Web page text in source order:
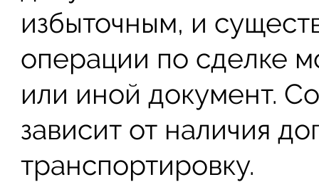
избыточным, и
операции по сделке
или иной документ.
зависит от наличия
транспортировку.